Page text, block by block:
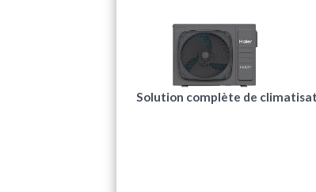
Solution complète de